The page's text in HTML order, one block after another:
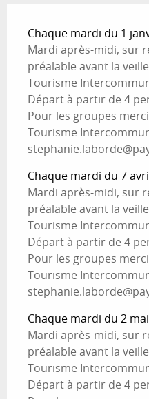
Chaque mardi du 1
Mardi après-midi, sur
préalable avant la
Tourisme
Départ à partir de 4
Pour les groupes
Tourisme
Chaque mardi du 7
Mardi après-midi, sur
préalable avant la
Tourisme
Départ à partir de 4
Pour les groupes
Tourisme
Chaque mardi du 2
Mardi après-midi, sur
préalable avant la
Tourisme
Départ à partir de 4